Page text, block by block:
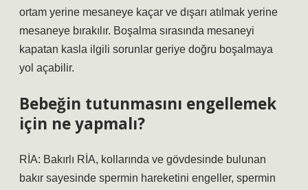
ortam yerine mesaneye kaçar ve dışarı atılmak yerine
mesaneye bırakılır. Boşalma sırasında mesaneyi
kapatan kasla ilgili sorunlar geriye doğru boşalmaya
yol açabilir.
Bebeğin tutunmasını engellemek
için ne yapmalı?
RİA: Bakırlı RİA, kollarında ve gövdesinde bulunan
bakır sayesinde spermin hareketini engeller, spermin